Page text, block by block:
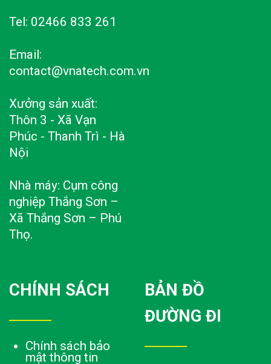
Tel: 02466 833 261
Email:
contact@vnatech.com.vn
Xưởng sản xuất:
Thôn 3 - Xã Vạn
Phúc - Thanh Trì - Hà
Nội
Nhà máy: Cụm công
nghiệp Thắng Sơn –
Xã Thắng Sơn – Phú
Thọ.
CHÍNH SÁCH
Chính sách bảo
mật thông tin
BẢN ĐỒ
ĐƯỜNG ĐI